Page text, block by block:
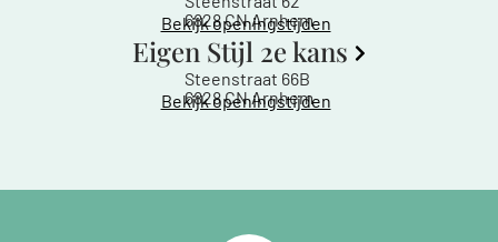
6828 CN Arnhem
Bekijk openingstijden
Eigen Stijl 2e kans
Steenstraat 66B
6828 CN Arnhem
Bekijk openingstijden